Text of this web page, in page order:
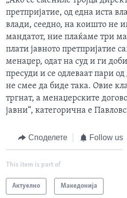
претпријатие, од една иста
влади, сеедно, на коишто не
мандатот, ние плаќаме три
плати јавното претпријатие
менаџер, одат на суд и ги
пресуди и се одлеваат пари
не смее да биде така. Овие
тргнат, а менаџерските
јавни“, категорична е
Споделете Follow us
This item is part of
Актуелно Македонија